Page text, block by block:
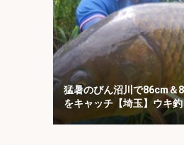
猛暑のびん沼川で86cm＆
をキャッチ【埼玉】ウキ